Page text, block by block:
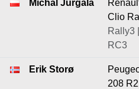
Michal Jurgala
Clio
Rally3 |
RC3
Erik Storø
208 R2